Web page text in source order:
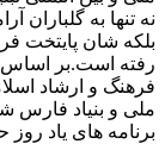
نه تنها به گلباران
بلکه شان پایتخت
رفته است.بر اساس
فرهنگ و ارشاد
ملی و بنیاد فارس‌
برنامه‌ های یاد